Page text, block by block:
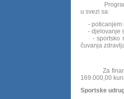
u svezi sa:
- poticanjem
- djelovanje
- sportsko
čuvanja
Za
169.000,00
Sportske